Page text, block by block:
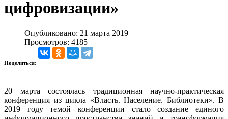
цифровизации»
Опубликовано: 21 марта 2019
Просмотров: 4185
Поделиться:
20 марта состоялась традиционная научно-практическая
конференция из цикла «Власть. Население. Библиотеки». В
2019 году темой конференции стало создание единого